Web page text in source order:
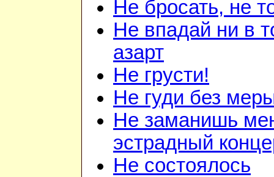
Не бросать, не
Не впадай ни в
азарт
Не грусти!
Не гуди без
Не заманишь
эстрадный
Не состоялось